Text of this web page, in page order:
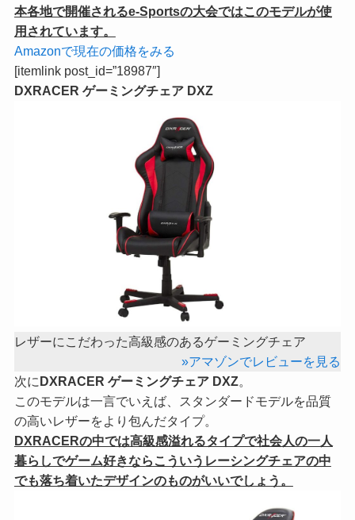
本各地で開催されるe-Sportsの大会ではこのモデルが使
用されています。
Amazonで現在の価格をみる
[itemlink post_id=”18987″]
DXRACER ゲーミングチェア DXZ
レザーにこだわった高級感のあるゲーミングチェア
»アマゾンでレビューを見る
次にDXRACER ゲーミングチェア DXZ。
このモデルは一言でいえば、スタンダードモデルを品質
の高いレザーをより包んだタイプ。
DXRACERの中では高級感溢れるタイプで社会人の一人
暮らしでゲーム好きならこういうレーシングチェアの中
でも落ち着いたデザインのものがいいでしょう。